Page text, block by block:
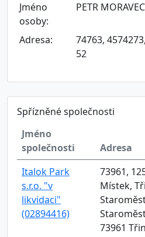
Jméno
osoby:
PETR MORAVEC
Adresa:
74763,
52
Spřízněné společnosti
Jméno
společnosti
Adresa
Italok Park
s.r.o. "v
likvidaci"
(02894416)
73961,
Místek,
73961